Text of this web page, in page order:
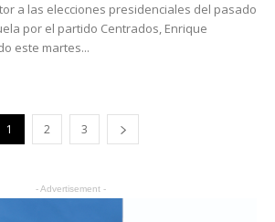
a las elecciones presidenciales del pasado
por el partido Centrados, Enrique
este martes...
1 2 3
- Advertisement -